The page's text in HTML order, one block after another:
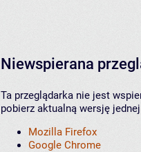
Niewspierana
Ta przeglądarka nie jest
pobierz aktualną wersję
Mozilla Firefox
Google Chrome